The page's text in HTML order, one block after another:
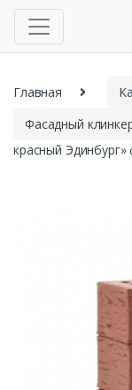
Главная
Фасадный
красный